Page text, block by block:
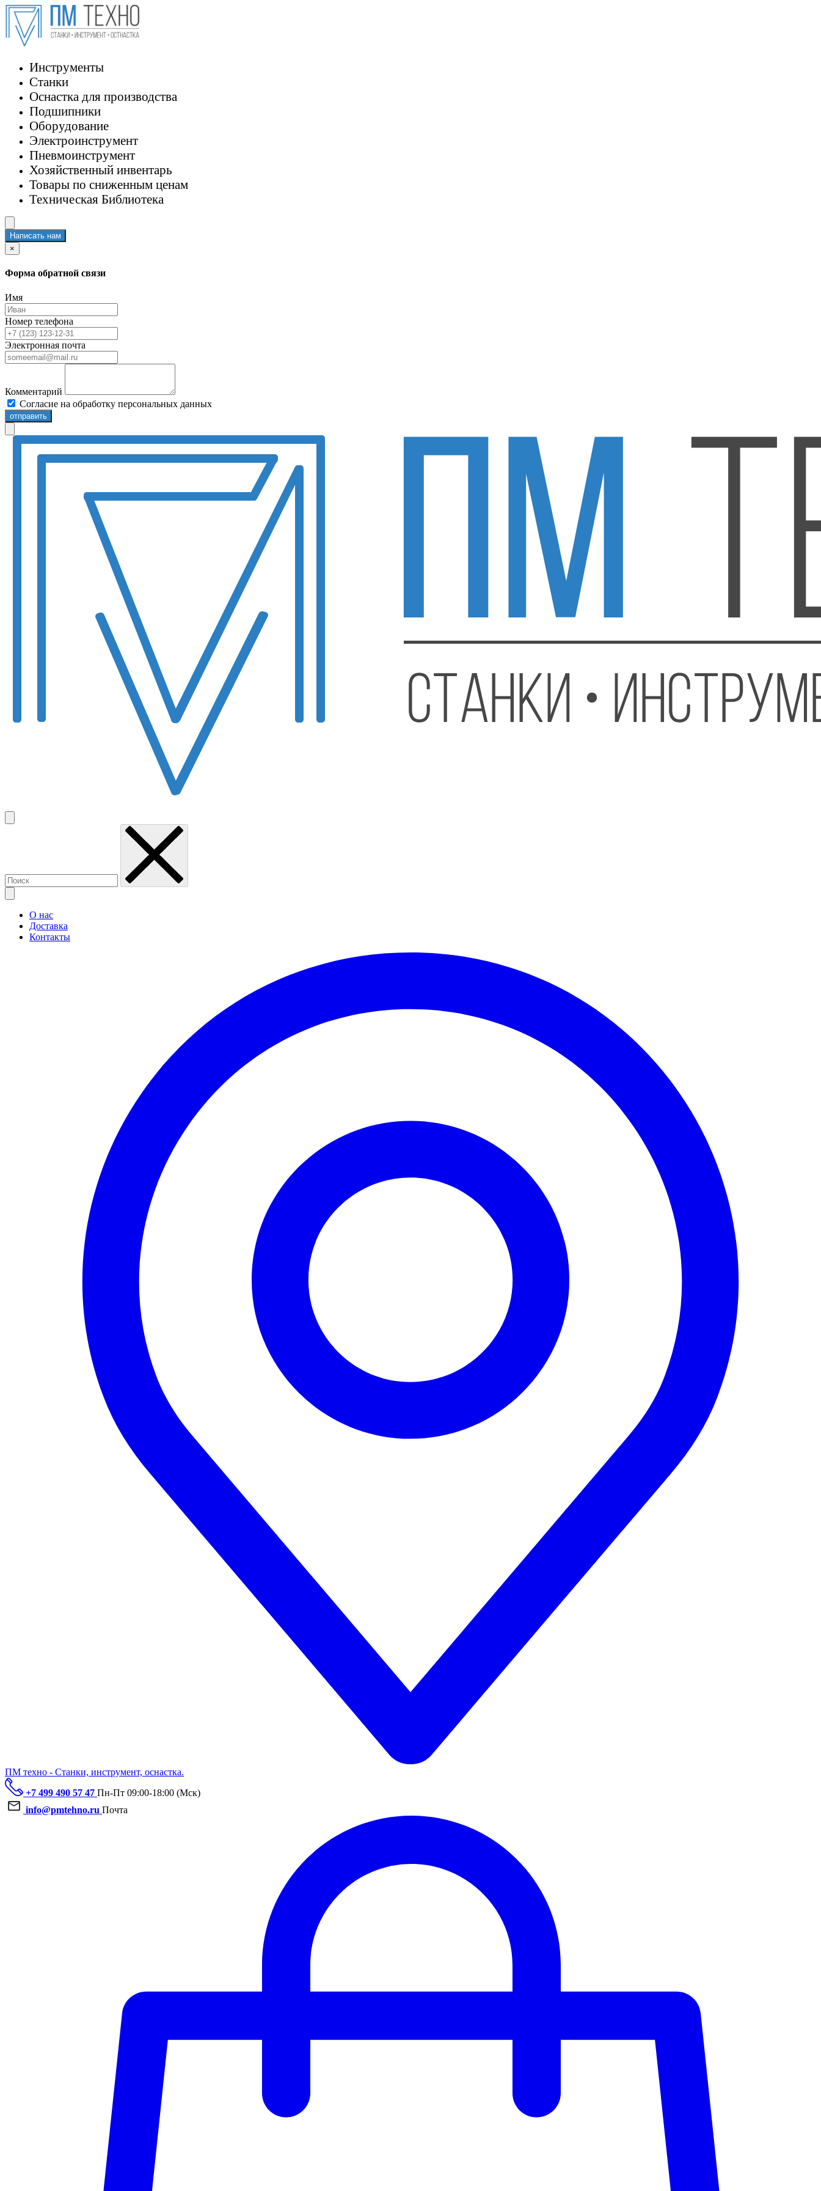
Инструменты
Станки
Оснастка для производства
Подшипники
Оборудование
Электроинструмент
Пневмоинструмент
Хозяйственный инвентарь
Товары по сниженным ценам
Техническая Библиотека
Написать нам
×
Форма обратной связи
Имя
Номер телефона
Электронная почта
Комментарий
Согласие на обработку персональных данных
отправить
О нас
Доставка
Контакты
ПМ техно - Станки, инструмент, оснастка.
+7 499 490 57 47 Пн-Пт 09:00-18:00 (Мск)
info@pmtehno.ru Почта